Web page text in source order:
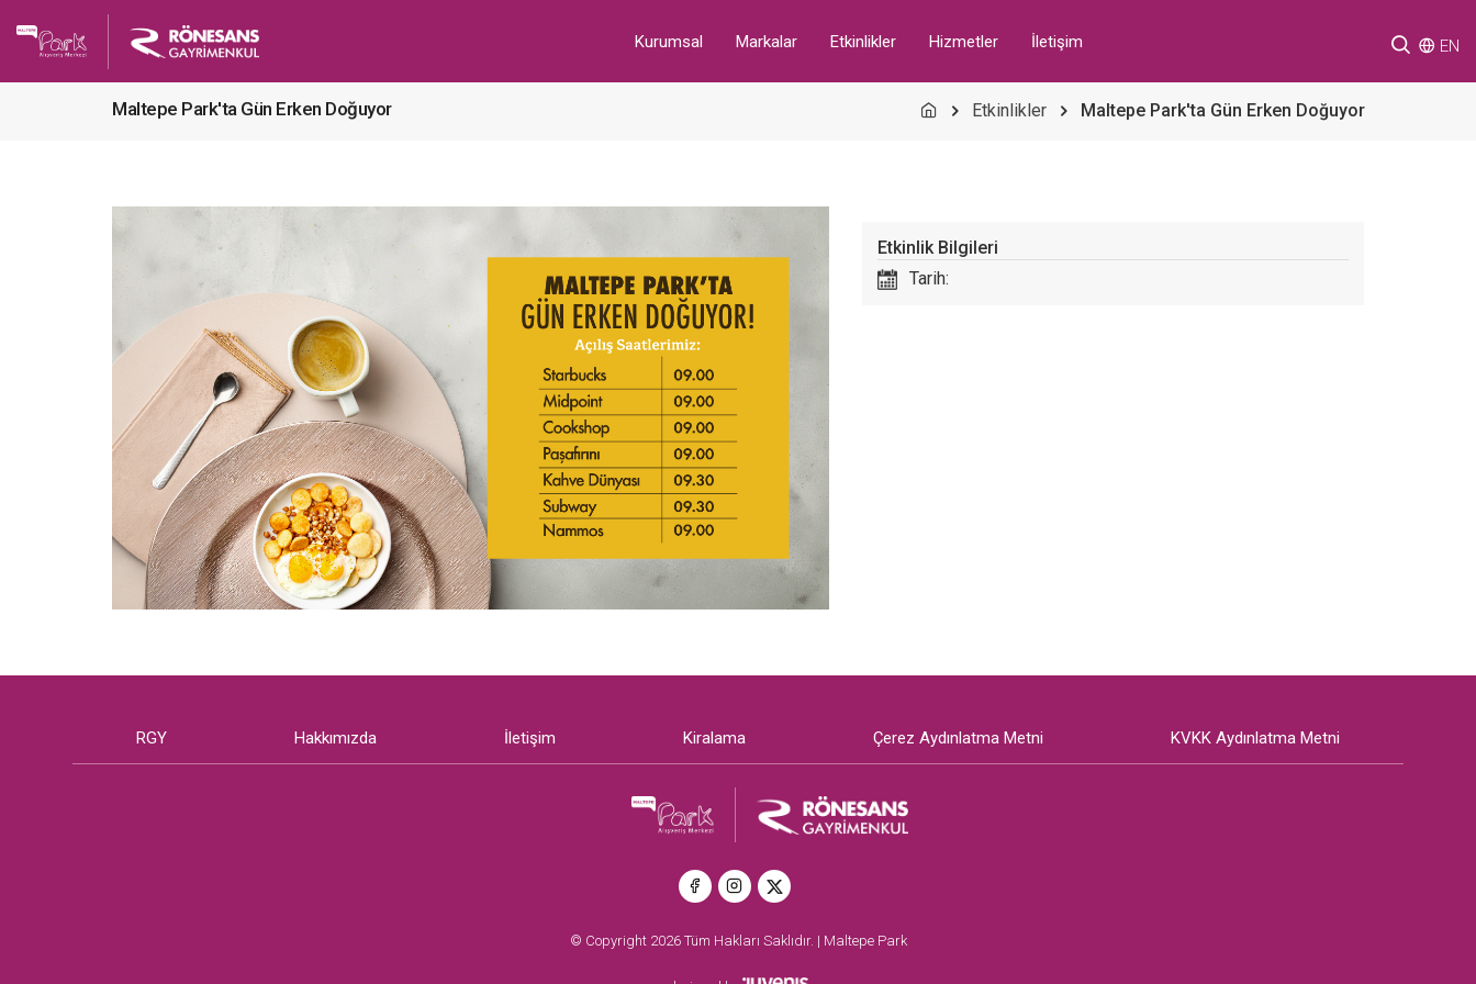
Kurumsal Markalar Etkinlikler Hizmetler İletişim EN
Maltepe Park'ta Gün Erken Doğuyor Etkinlikler Maltepe Park'ta Gün Erken Doğuyor
Etkinlik Bilgileri
Tarih:
RGY Hakkımızda İletişim Kiralama Çerez Aydınlatma Metni KVKK Aydınlatma Metni
© Copyright 2026 Tüm Hakları Saklıdır. | Maltepe Park